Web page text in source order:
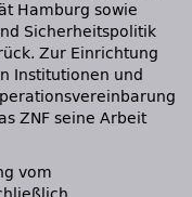
Hamburg sowie
Sicherheitspolitik
Zur Einrichtung
Institutionen und
ZNF seine Arbeit
vom